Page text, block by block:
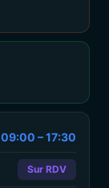
09:00 – 17:30
Sur RDV